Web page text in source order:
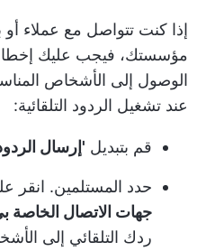
إذا كنت تتواصل مع عملاء
مؤسستك، فيجب عليك
الوصول إلى الأشخاص
عند تشغيل الردود التلقائية:
قم بتبديل 'إرسال
حدد المستلمين. انقر
جهات الاتصال الخاصة
ردك التلقائي إلى